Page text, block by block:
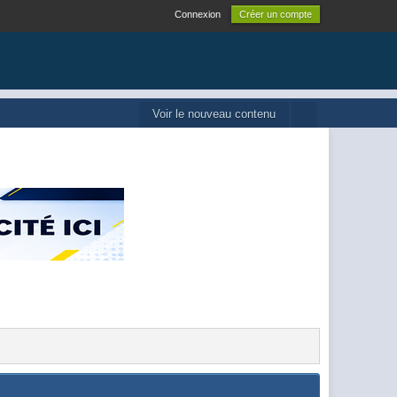
Connexion Créer un compte
Voir le nouveau contenu